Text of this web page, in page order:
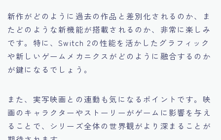
新作がどのように過去の作品と差別化されるのか、ま
たどのような新機能が搭載されるのか、非常に楽しみ
です。特に、Switch 2の性能を活かしたグラフィック
や新しいゲームメカニクスがどのように融合するのか
が鍵になるでしょう。
また、実写映画との連動も気になるポイントです。映
画のキャラクターやストーリーがゲームに影響を与え
ることで、シリーズ全体の世界観がより深まることが